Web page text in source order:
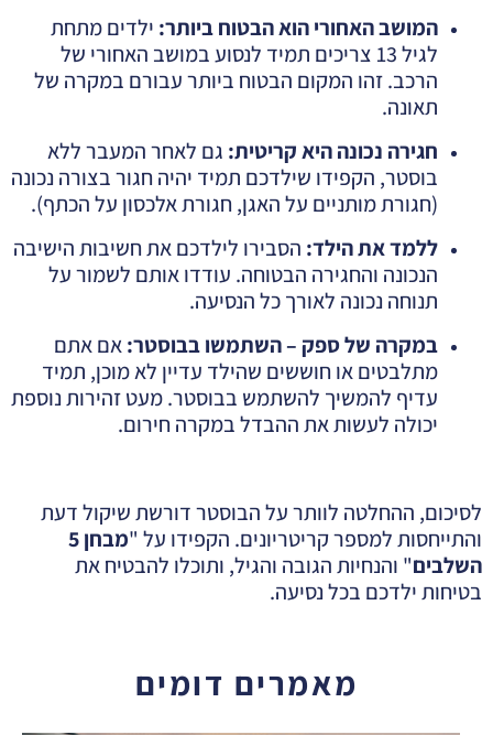
המושב האחורי הוא הבטוח ביותר: ילדים מתחת
לגיל 13 צריכים תמיד לנסוע במושב האחורי של
הרכב. זהו המקום הבטוח ביותר עבורם במקרה של
תאונה.
חגירה נכונה היא קריטית: גם לאחר המעבר ללא
בוסטר, הקפידו שילדכם תמיד יהיה חגור בצורה נכונה
(חגורת מותניים על האגן, חגורת אלכסון על הכתף).
ללמד את הילד: הסבירו לילדכם את חשיבות הישיבה
הנכונה והחגירה הבטוחה. עודדו אותם לשמור על
תנוחה נכונה לאורך כל הנסיעה.
במקרה של ספק – השתמשו בבוסטר:אם אתם
מתלבטים או חוששים שהילד עדיין לא מוכן, תמיד
עדיף להמשיך להשתמש בבוסטר. מעט זהירות נוספת
יכולה לעשות את ההבדל במקרה חירום.
לסיכום, ההחלטה לוותר על הבוסטר דורשת שיקול דעת
והתייחסות למספר קריטריונים. הקפידו על "
מבחן 5
השלבים" והנחיות הגובה והגיל, ותוכלו להבטיח את
בטיחות ילדכם בכל נסיעה.
מאמרים דומים